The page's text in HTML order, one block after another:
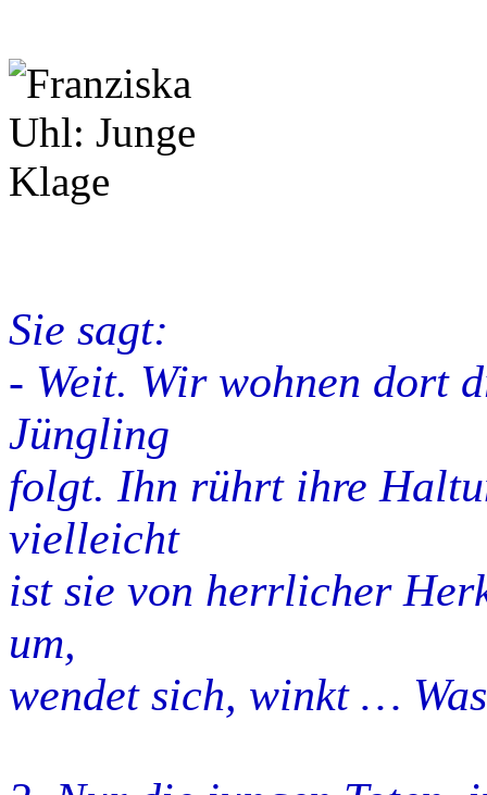
Sie sagt:
- Weit. Wir wohnen dort
Jüngling
folgt. Ihn rührt ihre
vielleicht
ist sie von herrlicher
um,
wendet sich, winkt …